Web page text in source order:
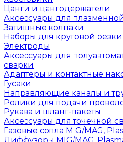
Цанги и цангодержатели
Аксессуары для
Затишные колпаки
Наборы для круговой резки
Электроды
Аксессуары для
сварки
Адаптеры и контактные
Гусаки
Направляющие каналы и
Ролики для подачи
Рукава и шланг-пакеты
Аксессуары для точечной
Газовые сопла MIG/MAG,
Диффузоры MIG/MAG,